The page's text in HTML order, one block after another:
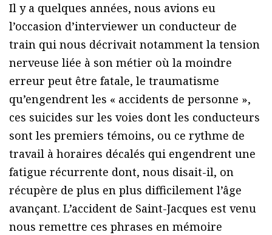
Il y a quelques années, nous avions eu
l’occasion d’interviewer un conducteur de
train qui nous décrivait notamment la tension
nerveuse liée à son métier où la moindre
erreur peut être fatale, le traumatisme
qu’engendrent les « accidents de personne »,
ces suicides sur les voies dont les conducteurs
sont les premiers témoins, ou ce rythme de
travail à horaires décalés qui engendrent une
fatigue récurrente dont, nous disait-il, on
récupère de plus en plus difficilement l’âge
avançant. L’accident de Saint-Jacques est venu
nous remettre ces phrases en mémoire